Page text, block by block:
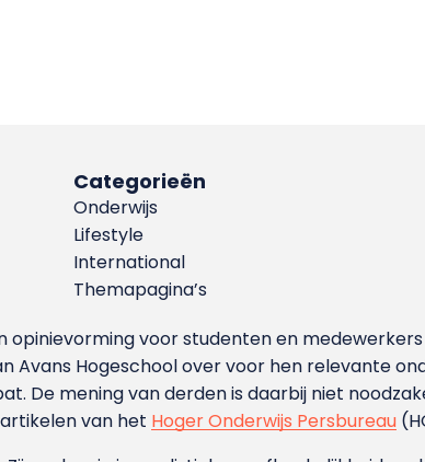
Categorieën
Onderwijs
Lifestyle
International
Themapagina’s
voor studenten en medewerkers
Avans Hogeschool over voor hen relevante
De mening van derden is daarbij niet
van het Hoger Onderwijs Persbureau